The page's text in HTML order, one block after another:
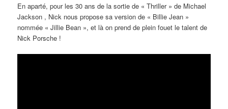
En aparté, pour les 30 ans de la sortie de « Thriller » de Michael
Jackson , Nick nous propose sa version de « Billie Jean »
nommée « Jillie Bean », et là on prend de plein fouet le talent de
Nick Porsche !